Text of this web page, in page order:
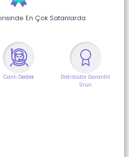
En Çok Satanlarda
Canlı Destek
Distribütör Garantili
Ürün